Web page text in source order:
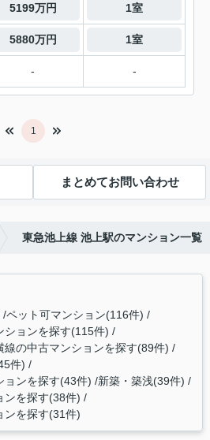
5199万円 1室
5880万円 1室
- -
1
まとめてお問い合わせ
東急池上線 池上駅のマンション一覧
ペット可マンション(116件)
ションを探す(115件)
線の中古マンションを探す(89件)
件)
ョンを探す(43件) 新築・築浅(39件)
ンを探す(38件)
ンを探す(31件)